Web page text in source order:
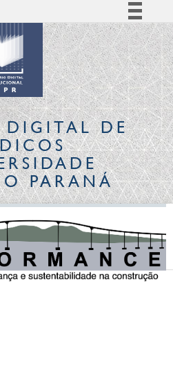
Simplifique!
Comunica BR
Participe
Acesso à informação
Legislação
Canais
DIGITALDE
PARANÁ